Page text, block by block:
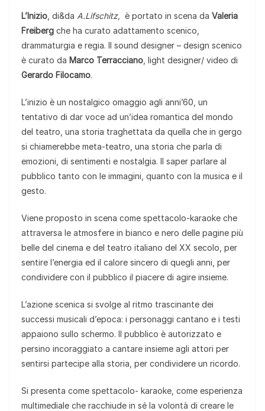
L’Inizio , di&da A.Lifschitz, è portato in scena da Valeria
Freiberg che ha curato adattamento scenico,
drammaturgia e regia. Il sound designer – design scenico
è curato da Marco Terracciano , light designer/ video di
Gerardo Filocamo.
L’inizio è un nostalgico omaggio agli anni’60, un
tentativo di dar voce ad un’idea romantica del mondo
del teatro, una storia traghettata da quella che in gergo
si chiamerebbe meta-teatro, una storia che parla di
emozioni, di sentimenti e nostalgia. Il saper parlare al
pubblico tanto con le immagini, quanto con la musica e il
gesto.
Viene proposto in scena come spettacolo-karaoke che
attraversa le atmosfere in bianco e nero delle pagine più
belle del cinema e del teatro italiano del XX secolo, per
sentire l’energia ed il calore sincero di quegli anni, per
condividere con il pubblico il piacere di agire insieme.
L’azione scenica si svolge al ritmo trascinante dei
successi musicali d’epoca: i personaggi cantano e i testi
appaiono sullo schermo. Il pubblico è autorizzato e
persino incoraggiato a cantare insieme agli attori per
sentirsi partecipe alla storia, per condividere un ricordo.
Si presenta come spettacolo- karaoke, come esperienza
multimediale che racchiude in sé la volontà di creare le